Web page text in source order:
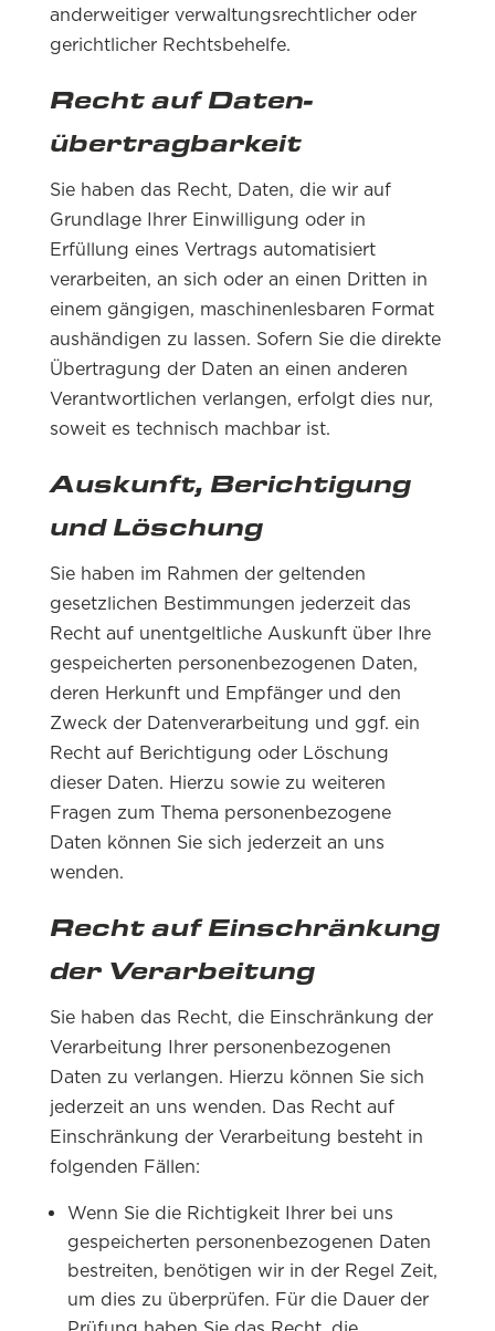
anderweitiger verwaltungsrechtlicher oder
gerichtlicher Rechtsbehelfe.
Recht auf Daten­
übertrag­barkeit
Sie haben das Recht, Daten, die wir auf
Grundlage Ihrer Einwilligung oder in
Erfüllung eines Vertrags automatisiert
verarbeiten, an sich oder an einen Dritten in
einem gängigen, maschinenlesbaren Format
aushändigen zu lassen. Sofern Sie die direkte
Übertragung der Daten an einen anderen
Verantwortlichen verlangen, erfolgt dies nur,
soweit es technisch machbar ist.
Auskunft, Berichtigung
und Löschung
Sie haben im Rahmen der geltenden
gesetzlichen Bestimmungen jederzeit das
Recht auf unentgeltliche Auskunft über Ihre
gespeicherten personenbezogenen Daten,
deren Herkunft und Empfänger und den
Zweck der Datenverarbeitung und ggf. ein
Recht auf Berichtigung oder Löschung
dieser Daten. Hierzu sowie zu weiteren
Fragen zum Thema personenbezogene
Daten können Sie sich jederzeit an uns
wenden.
Recht auf Einschränkung
der Verarbeitung
Sie haben das Recht, die Einschränkung der
Verarbeitung Ihrer personenbezogenen
Daten zu verlangen. Hierzu können Sie sich
jederzeit an uns wenden. Das Recht auf
Einschränkung der Verarbeitung besteht in
folgenden Fällen:
Wenn Sie die Richtigkeit Ihrer bei uns
gespeicherten personenbezogenen Daten
bestreiten, benötigen wir in der Regel Zeit,
um dies zu überprüfen. Für die Dauer der